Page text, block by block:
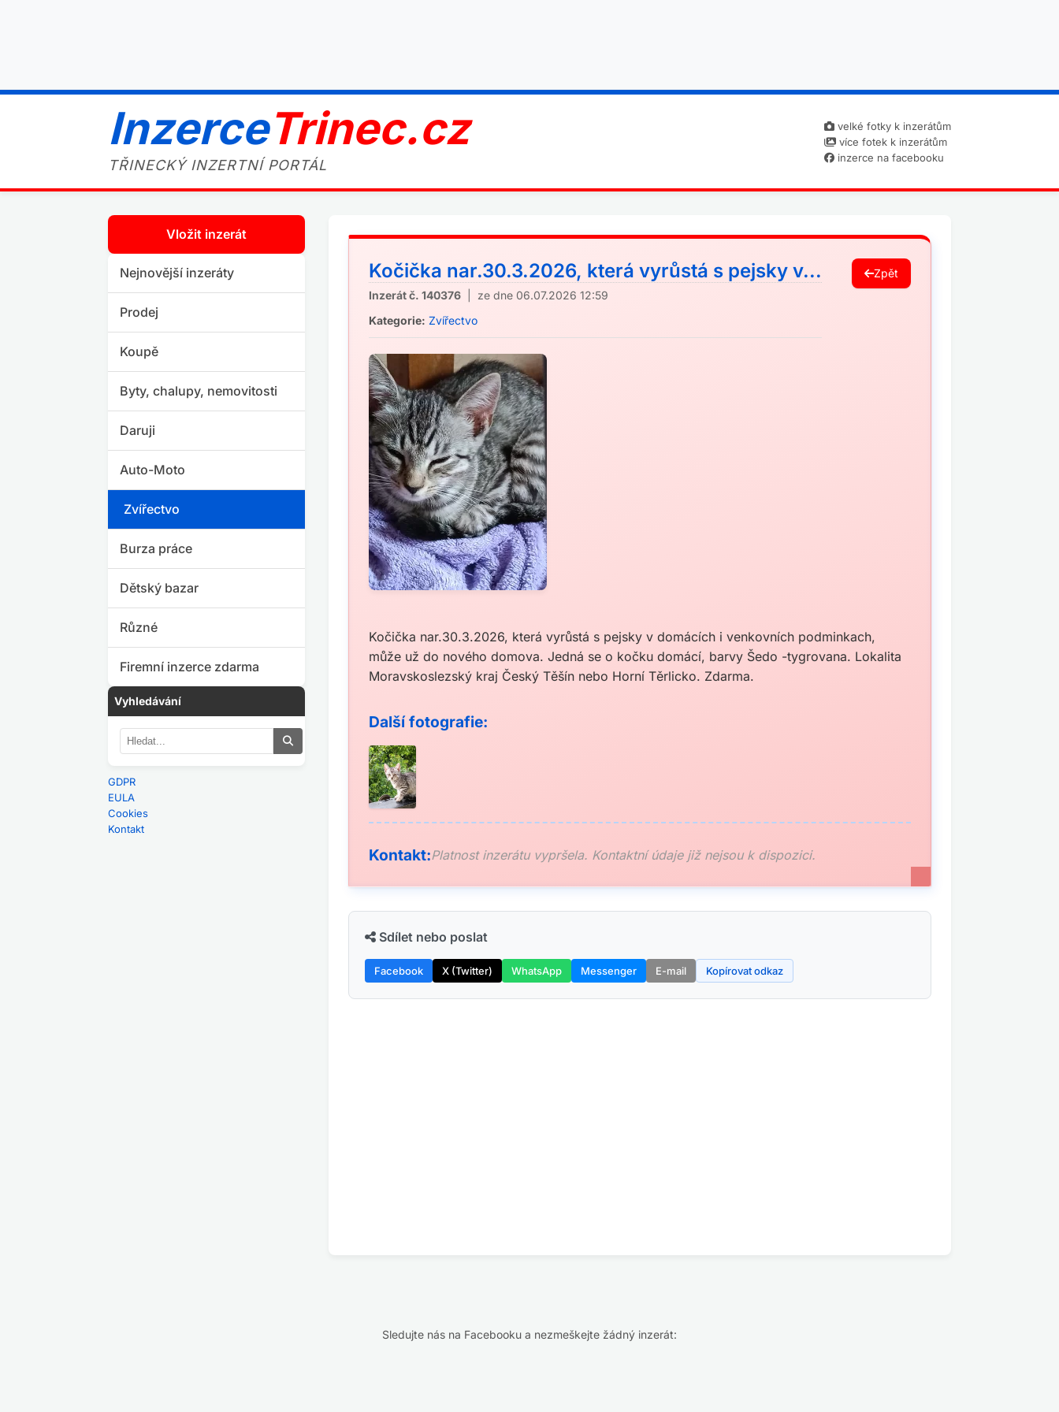
InzerceTrinec.cz
TŘINECKÝ INZERTNÍ PORTÁL
velké fotky k inzerátům
více fotek k inzerátům
inzerce na facebooku
Vložit inzerát
Nejnovější inzeráty
Prodej
Koupě
Byty, chalupy, nemovitosti
Daruji
Auto-Moto
Zvířectvo
Burza práce
Dětský bazar
Různé
Firemní inzerce zdarma
Vyhledávání
GDPR
EULA
Cookies
Kontakt
Kočička nar.30.3.2026, která vyrůstá s pejsky v...
Inzerát č. 140376 | ze dne 06.07.2026 12:59
Kategorie: Zvířectvo
Zpět
Kočička nar.30.3.2026, která vyrůstá s pejsky v domácích i venkovních podminkach,
může už do nového domova. Jedná se o kočku domácí, barvy Šedo -tygrovana. Lokalita
Moravskoslezský kraj Český Těšín nebo Horní Těrlicko. Zdarma.
Další fotografie:
Kontakt:Platnost inzerátu vypršela. Kontaktní údaje již nejsou k dispozici.
Sdílet nebo poslat
Facebook X (Twitter) WhatsApp Messenger E-mail Kopírovat odkaz
Sledujte nás na Facebooku a nezmeškejte žádný inzerát: